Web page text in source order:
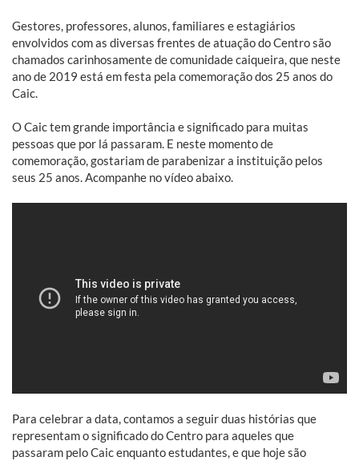
Gestores, professores, alunos, familiares e estagiários
envolvidos com as diversas frentes de atuação do Centro são
chamados carinhosamente de comunidade caiqueira, que neste
ano de 2019 está em festa pela comemoração dos 25 anos do
Caic.
O Caic tem grande importância e significado para muitas
pessoas que por lá passaram. E neste momento de
comemoração, gostariam de parabenizar a instituição pelos
seus 25 anos. Acompanhe no vídeo abaixo.
Para celebrar a data, contamos a seguir duas histórias que
representam o significado do Centro para aqueles que
passaram pelo Caic enquanto estudantes, e que hoje são